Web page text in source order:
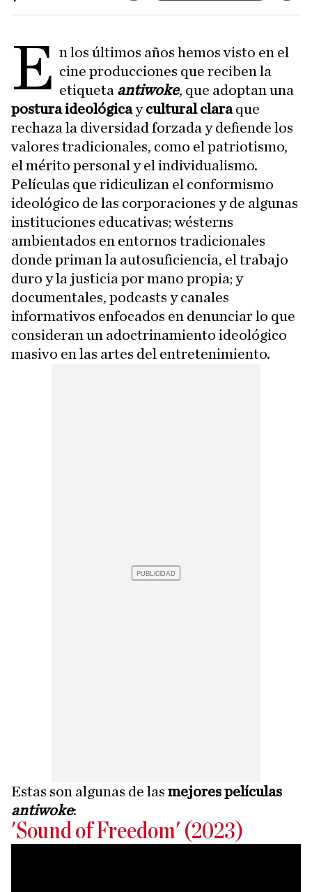
E n los últimos años hemos visto en el
cine producciones que reciben la
etiqueta antiwoke, que adoptan una
postura ideológicaycultural claraque
rechaza la diversidad forzada y defiende los
valores tradicionales, como el patriotismo,
el mérito personal y el individualismo.
Películas que ridiculizan el conformismo
ideológico de las corporaciones y de algunas
instituciones educativas; wésterns
ambientados en entornos tradicionales
donde priman la autosuficiencia, el trabajo
duro y la justicia por mano propia; y
documentales, podcasts y canales
informativos enfocados en denunciar lo que
consideran un adoctrinamiento ideológico
masivo en las artes del entretenimiento.
Estas son algunas de las mejores películas
antiwoke:
'Sound of Freedom' (2023)